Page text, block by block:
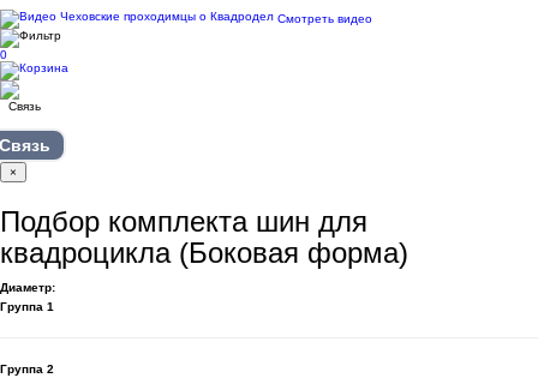
Смотреть видео
0
×
Подбор комплекта шин для
квадроцикла (Боковая форма)
Диаметр:
Группа 1
Группа 2